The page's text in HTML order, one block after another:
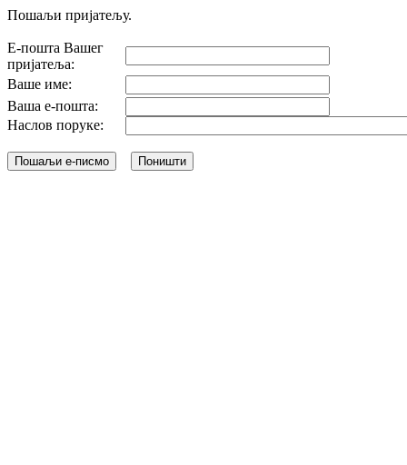
Пошаљи пријатељу.
Е-пошта Вашег
пријатеља:
Ваше име:
Ваша е-пошта:
Наслов поруке: